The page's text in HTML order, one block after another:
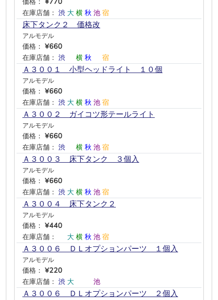
在庫店舗： 渋 大 横 秋 池 宿
床下タンク２ 価格改
アルモデル
価格： ¥660
在庫店舗： 渋 横 秋 宿
Ａ３００１ 小型ヘッドライト １０個
アルモデル
価格： ¥660
在庫店舗： 渋 大 横 秋 池 宿
Ａ３００２ ガイコツ形テールライト
アルモデル
価格： ¥660
在庫店舗： 渋 横 秋 池 宿
Ａ３００３ 床下タンク ３個入
アルモデル
価格： ¥660
在庫店舗： 渋 大 横 秋 池 宿
Ａ３００４ 床下タンク２
アルモデル
価格： ¥440
在庫店舗：
大 横 秋 池 宿
Ａ３００６ ＤＬオプションパーツ １個入
アルモデル
価格： ¥220
在庫店舗： 渋 大 池
Ａ３００６ ＤＬオプションパーツ ２個入